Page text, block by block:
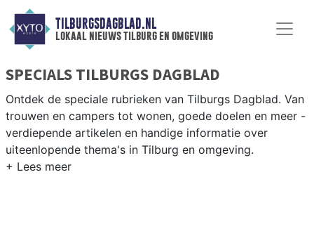
TILBURGSDAGBLAD.NL
lokaal nieuws tilburg en omgeving
SPECIALS TILBURGS DAGBLAD
Ontdek de speciale rubrieken van Tilburgs Dagblad. Van
trouwen en campers tot wonen, goede doelen en meer -
verdiepende artikelen en handige informatie over
uiteenlopende thema's in Tilburg en omgeving.